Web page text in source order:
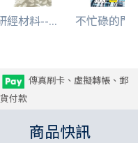
經材料--... 不忙碌的門
傳真刷卡、虛擬轉帳、郵
付款
商品快訊